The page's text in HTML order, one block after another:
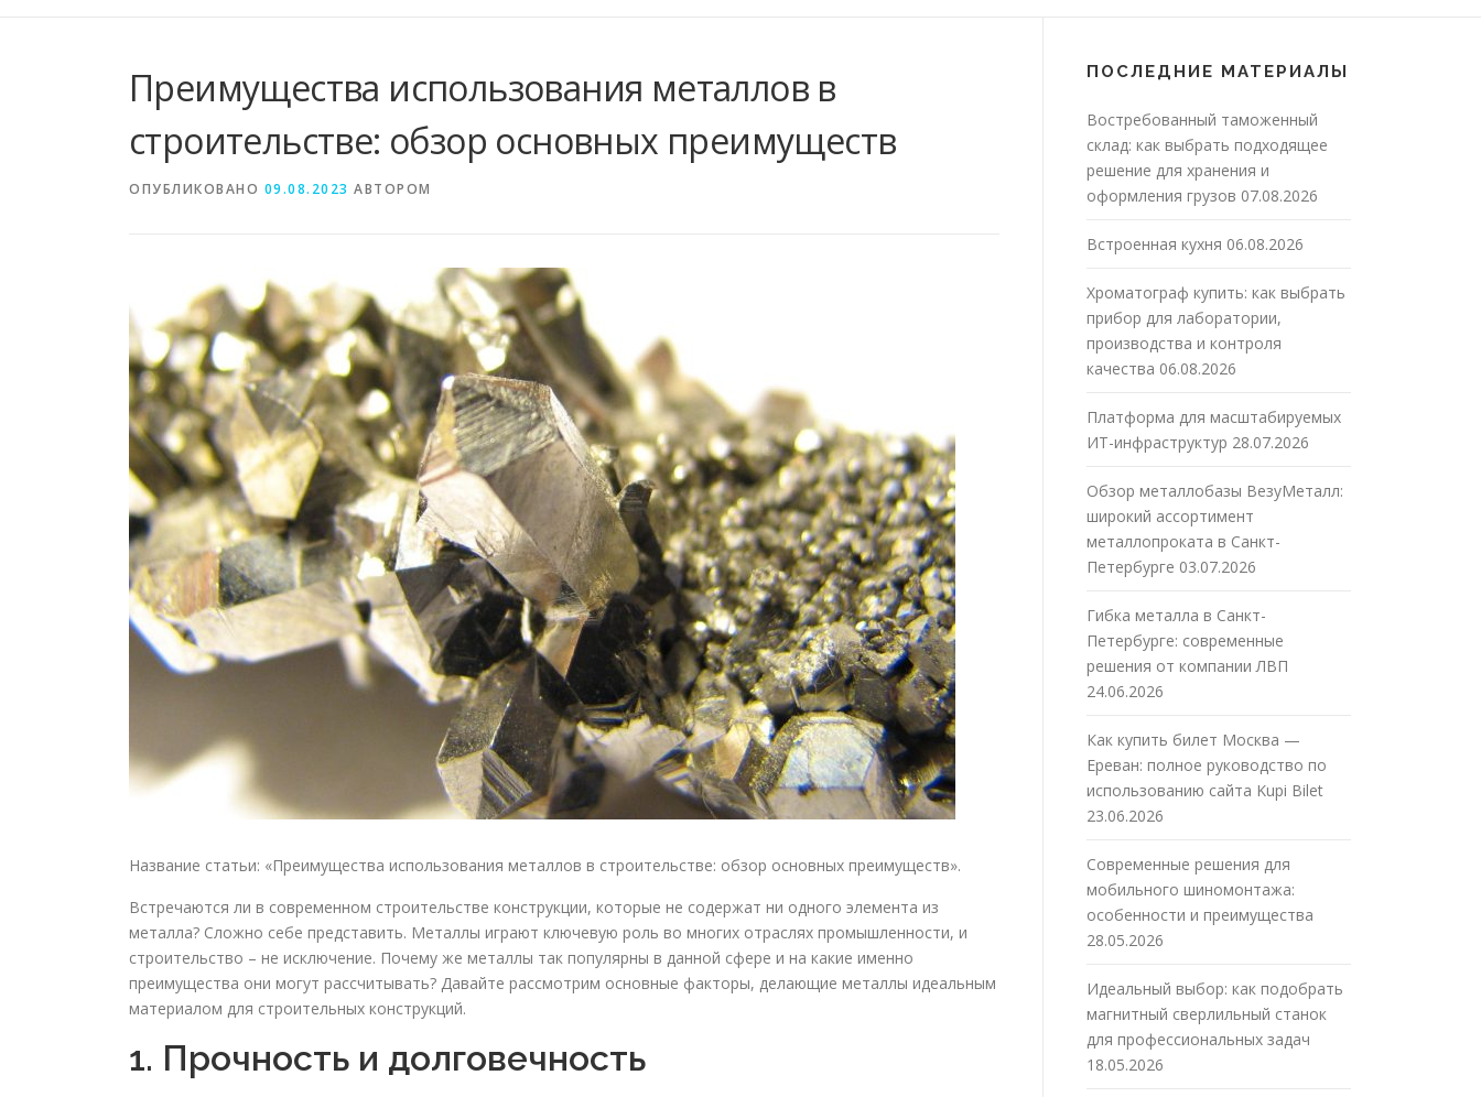
Преимущества использования металлов в
строительстве: обзор основных преимуществ
ОПУБЛИКОВАНО 09.08.2023 АВТОРОМ
Название статьи: «Преимущества использования металлов в строительстве: обзор основных преимуществ».
Встречаются ли в современном строительстве конструкции, которые не содержат ни одного элемента из
металла? Сложно себе представить. Металлы играют ключевую роль во многих отраслях промышленности, и
строительство – не исключение. Почему же металлы так популярны в данной сфере и на какие именно
преимущества они могут рассчитывать? Давайте рассмотрим основные факторы, делающие металлы идеальным
материалом для строительных конструкций.
1. Прочность и долговечность
ПОСЛЕДНИЕ МАТЕРИАЛЫ
Востребованный таможенный
склад: как выбрать подходящее
решение для хранения и
оформления грузов 07.08.2026
Встроенная кухня 06.08.2026
Хроматограф купить: как выбрать
прибор для лаборатории,
производства и контроля
качества 06.08.2026
Платформа для масштабируемых
ИТ-инфраструктур 28.07.2026
Обзор металлобазы ВезуМеталл:
широкий ассортимент
металлопроката в Санкт-
Петербурге 03.07.2026
Гибка металла в Санкт-
Петербурге: современные
решения от компании ЛВП
24.06.2026
Как купить билет Москва —
Ереван: полное руководство по
использованию сайта Kupi Bilet
23.06.2026
Современные решения для
мобильного шиномонтажа:
особенности и преимущества
28.05.2026
Идеальный выбор: как подобрать
магнитный сверлильный станок
для профессиональных задач
18.05.2026